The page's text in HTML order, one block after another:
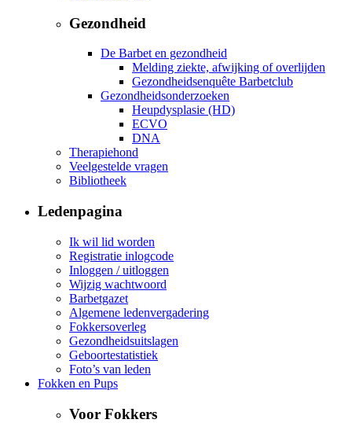
Gezondheid
De Barbet en gezondheid
Melding ziekte, afwijking of overlijden
Gezondheidsenquête Barbetclub
Gezondheidsonderzoeken
Heupdysplasie (HD)
ECVO
DNA
Therapiehond
Veelgestelde vragen
Bibliotheek
Ledenpagina
Ik wil lid worden
Registratie inlogcode
Inloggen / uitloggen
Wijzig wachtwoord
Barbetgazet
Algemene ledenvergadering
Fokkersoverleg
Gezondheidsuitslagen
Geboortestatistiek
Foto’s van leden
Fokken en Pups
Voor Fokkers